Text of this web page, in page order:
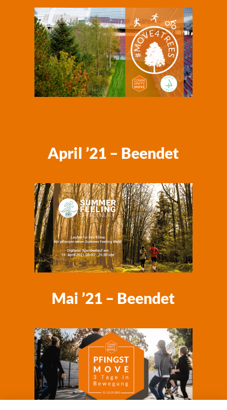
April ’21 – Beendet
Mai ’21 – Beendet